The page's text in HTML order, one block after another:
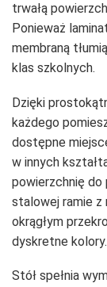
trwałą
Ponieważ
membraną
klas szkolnych.
Dzięki
każdego
dostępne
w innych
powierzchnię do
stalowej ramie z
okrągłym
dyskretne kolory.
Stół spełnia